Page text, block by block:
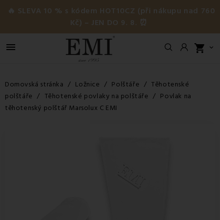
🔥 SLEVA 10 % s kódem HOT10CZ (při nákupu nad 760
Kč) – JEN DO 9. 8. ⏰
 shopping_cart 
Domovská stránka Ložnice Polštáře
Těhotenské
polštáře
Těhotenské povlaky na polštáře
Povlak na
těhotenský polštář Marsolux C EMI